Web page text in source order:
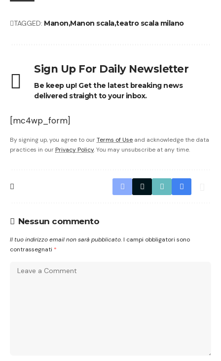
TAGGED: Manon Manon scalateatro scala milano
Sign Up For Daily Newsletter
Be keep up! Get the latest breaking news
delivered straight to your inbox.
[mc4wp_form]
By signing up, you agree to ourTerms of Use and acknowledge the data
practices in our Privacy Policy. You may unsubscribe at any time.
Nessun commento
Il tuo indirizzo email non sarà pubblicato. I campi obbligatori sono
contrassegnati *